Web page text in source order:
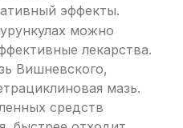
эффекты.
можно
лекарства.
Вишневского,
мазь.
средств